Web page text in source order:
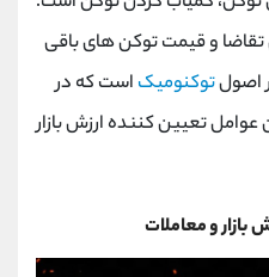
و قیمت توکن های باقی
اصولتوکنومیک است که در
عوامل تعیین کننده ارزش بازار
بازار و معاملات